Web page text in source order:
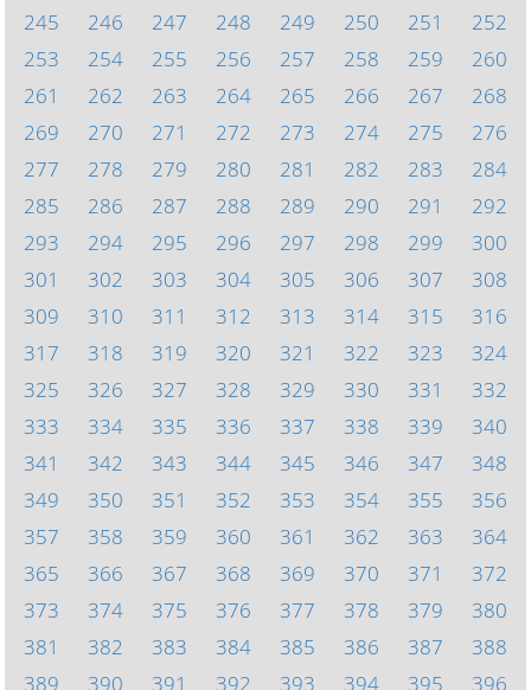
245
246 247 248 249 250 251
252
253
254 255 256 257 258 259
260
261
262 263 264 265 266 267
268
269
270 271 272 273 274 275
276
277
278 279 280 281 282 283
284
285
286 287 288 289 290 291
292
293
294 295 296 297 298 299
300
301
302 303 304 305 306 307
308
309
310 311 312 313 314 315
316
317
318 319 320 321 322 323
324
325
326 327 328 329 330 331
332
333
334 335 336 337 338 339
340
341
342 343 344 345 346 347
348
349
350 351 352 353 354 355
356
357
358 359 360 361 362 363
364
365
366 367 368 369 370 371
372
373
374 375 376 377 378 379
380
381
382 383 384 385 386 387
388
389
390 391 392 393 394 395 396